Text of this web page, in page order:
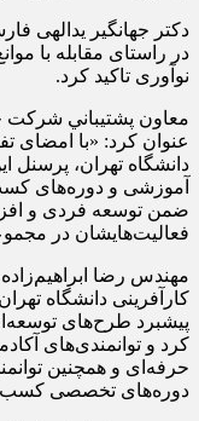
دکتر جهانگیر یدالهی
در راستای مقابله با
نوآوری تاکید کرد.
معاون پشتيباني شركت
عنوان کرد: «با امضای
دانشگاه تهران،
آموزشی و دوره‌های
ضمن توسعه فردی و
فعالیت‌هایشان در
مهندس رضا
کارآفرینی دانشگاه
پیشبرد طرح‌های
کرد و توانمندی‌های
حرفه‌ای و همچنین
دوره‌های تخصصی